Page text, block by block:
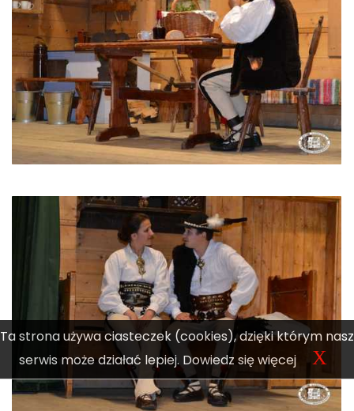
Ta strona używa ciasteczek (cookies), dzięki którym nasz
serwis może działać lepiej. Dowiedz się więcej X